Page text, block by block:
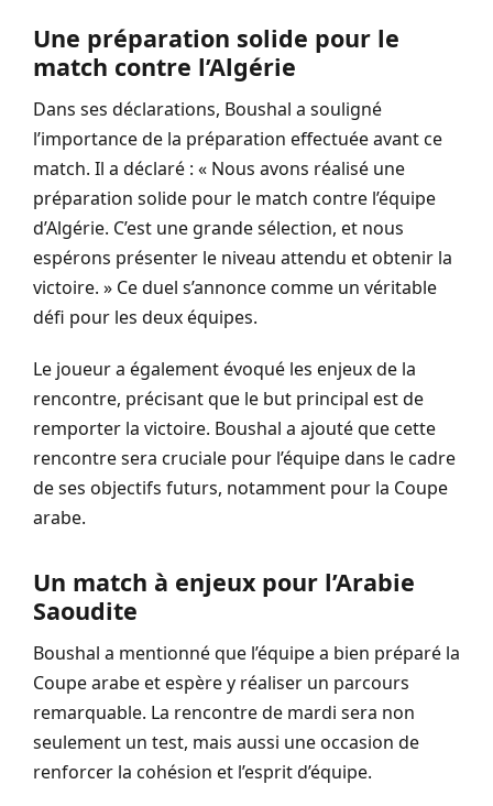
Une préparation solide pour le
match contre l’Algérie
Dans ses déclarations, Boushal a souligné
l’importance de la préparation effectuée avant ce
match. Il a déclaré : « Nous avons réalisé une
préparation solide pour le match contre l’équipe
d’Algérie. C’est une grande sélection, et nous
espérons présenter le niveau attendu et obtenir la
victoire. » Ce duel s’annonce comme un véritable
défi pour les deux équipes.
Le joueur a également évoqué les enjeux de la
rencontre, précisant que le but principal est de
remporter la victoire. Boushal a ajouté que cette
rencontre sera cruciale pour l’équipe dans le cadre
de ses objectifs futurs, notamment pour la Coupe
arabe.
Un match à enjeux pour l’Arabie
Saoudite
Boushal a mentionné que l’équipe a bien préparé la
Coupe arabe et espère y réaliser un parcours
remarquable. La rencontre de mardi sera non
seulement un test, mais aussi une occasion de
renforcer la cohésion et l’esprit d’équipe.